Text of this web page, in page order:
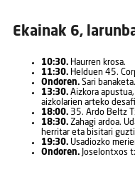
Ekainak 6,
10:30.Haurren krosa.
11:30.Helduen 45.
Ondoren.Sari banaketa.
13:30.Aizkora apustua,
aizkolarien arteko
18:00.35. Ardo Beltz
18:30.Zahagi ardoa.
herritar eta bisitari
19:30.Usadiozko
Ondoren.Joselontxos